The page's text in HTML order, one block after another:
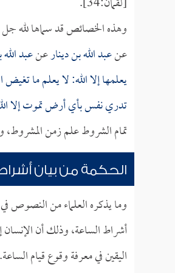
وهذه الخصائص قد سماها لله
عنعبد الله بن دينارعنعبد
يعلمها إلا الله: لا يعلم ما تغيض
تدري نفس بأي أرض تموت إلا
تمام الشروط علم زمن المشروط،
الحكمة من بيان
وما يذكره العلماء من النصوص
أشراط الساعة، وذلك أن الإنسان
اليقين في معرفة وقوع قيام الساعة.